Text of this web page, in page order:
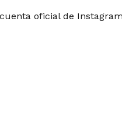
oficial de